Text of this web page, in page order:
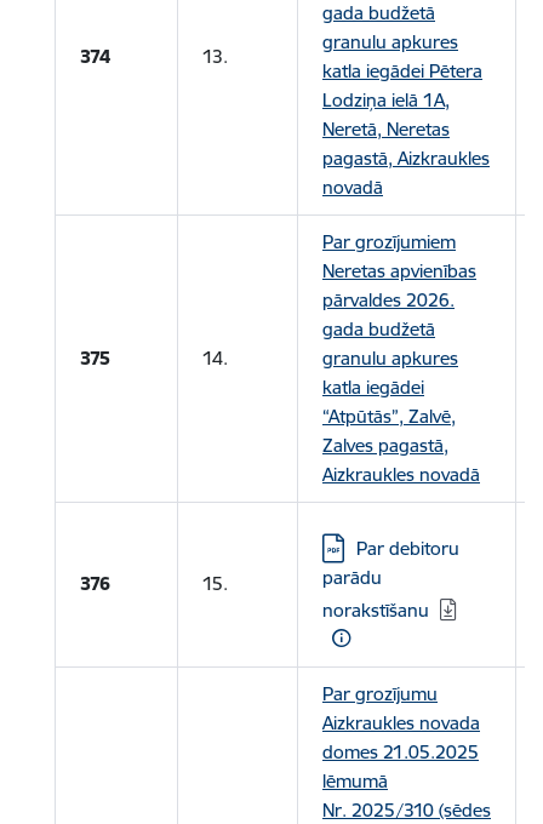
374 13.
gada budžetā
granulu apkures
katla iegādei Pētera
Lodziņa ielā 1A,
Neretā, Neretas
pagastā, Aizkraukles
novadā
375 14.
Par grozījumiem
Neretas apvienības
pārvaldes 2026.
gada budžetā
granulu apkures
katla iegādei
“Atpūtās”, Zalvē,
Zalves pagastā,
Aizkraukles novadā
376 15.
Lejupielādēt:
Par debitoru
parādu
norakstīšanu
Par grozījumu
Aizkraukles novada
domes 21.05.2025
lēmumā
Nr. 2025/310 (sēdes